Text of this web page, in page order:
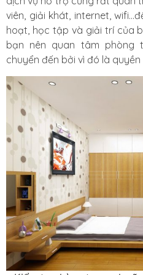
viên, giải khát, internet,
hoạt, học tập và giải trí của
bạn nên quan tâm phòng
chuyển đến bởi vì đó là quyền